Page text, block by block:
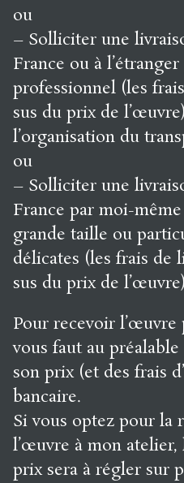
ou
– Solliciter une
France ou à
professionnel (les
sus du prix de
l’organisation du
ou
– Solliciter une
France par moi-
grande taille ou
délicates (les frais de
sus du prix de
Pour recevoir
vous faut au
son prix (et des frais
bancaire.
Si vous optez pour la
l’œuvre à mon
prix sera à régler sur